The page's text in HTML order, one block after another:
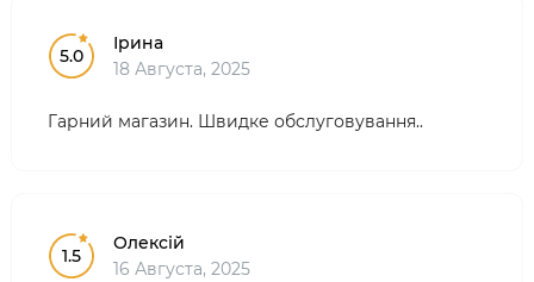
5.0
Ірина
18 Августа, 2025
Гарний магазин. Швидке обслуговування..
1.5
Олексій
16 Августа, 2025